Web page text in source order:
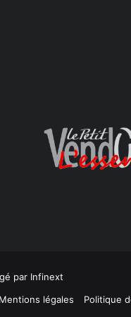
par Infinext
légales
Politique